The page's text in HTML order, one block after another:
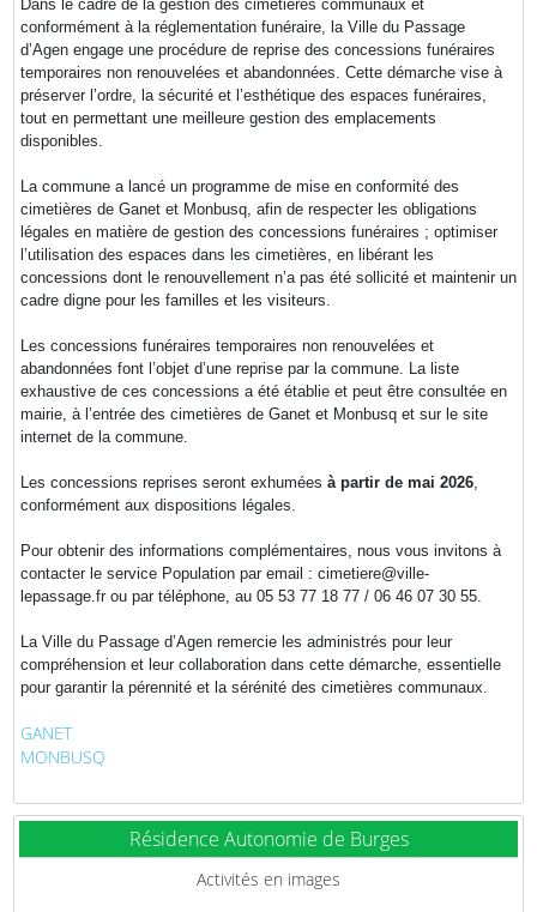
Dans le cadre de la gestion des cimetières communaux et
conformément à la réglementation funéraire, la Ville du Passage
d’Agen engage une procédure de reprise des concessions funéraires
temporaires non renouvelées et abandonnées. Cette démarche vise à
préserver l’ordre, la sécurité et l’esthétique des espaces funéraires,
tout en permettant une meilleure gestion des emplacements
disponibles.
La commune a lancé un programme de mise en conformité des
cimetières de Ganet et Monbusq, afin de respecter les obligations
légales en matière de gestion des concessions funéraires ; optimiser
l’utilisation des espaces dans les cimetières, en libérant les
concessions dont le renouvellement n’a pas été sollicité et maintenir un
cadre digne pour les familles et les visiteurs.
Les concessions funéraires temporaires non renouvelées et
abandonnées font l’objet d’une reprise par la commune. La liste
exhaustive de ces concessions a été établie et peut être consultée en
mairie, à l’entrée des cimetières de Ganet et Monbusq et sur le site
internet de la commune.
Les concessions reprises seront exhumées à partir de mai 2026
conformément aux dispositions légales.
Pour obtenir des informations complémentaires, nous vous invitons à
contacter le service Population par email : cimetiere@ville-
lepassage.fr ou par téléphone, au 05 53 77 18 77 / 06 46 07 30 55.
La Ville du Passage d’Agen remercie les administrés pour leur
compréhension et leur collaboration dans cette démarche, essentielle
pour garantir la pérennité et la sérénité des cimetières communaux.
GANET
MONBUSQ
Résidence Autonomie de Burges
Activités en images